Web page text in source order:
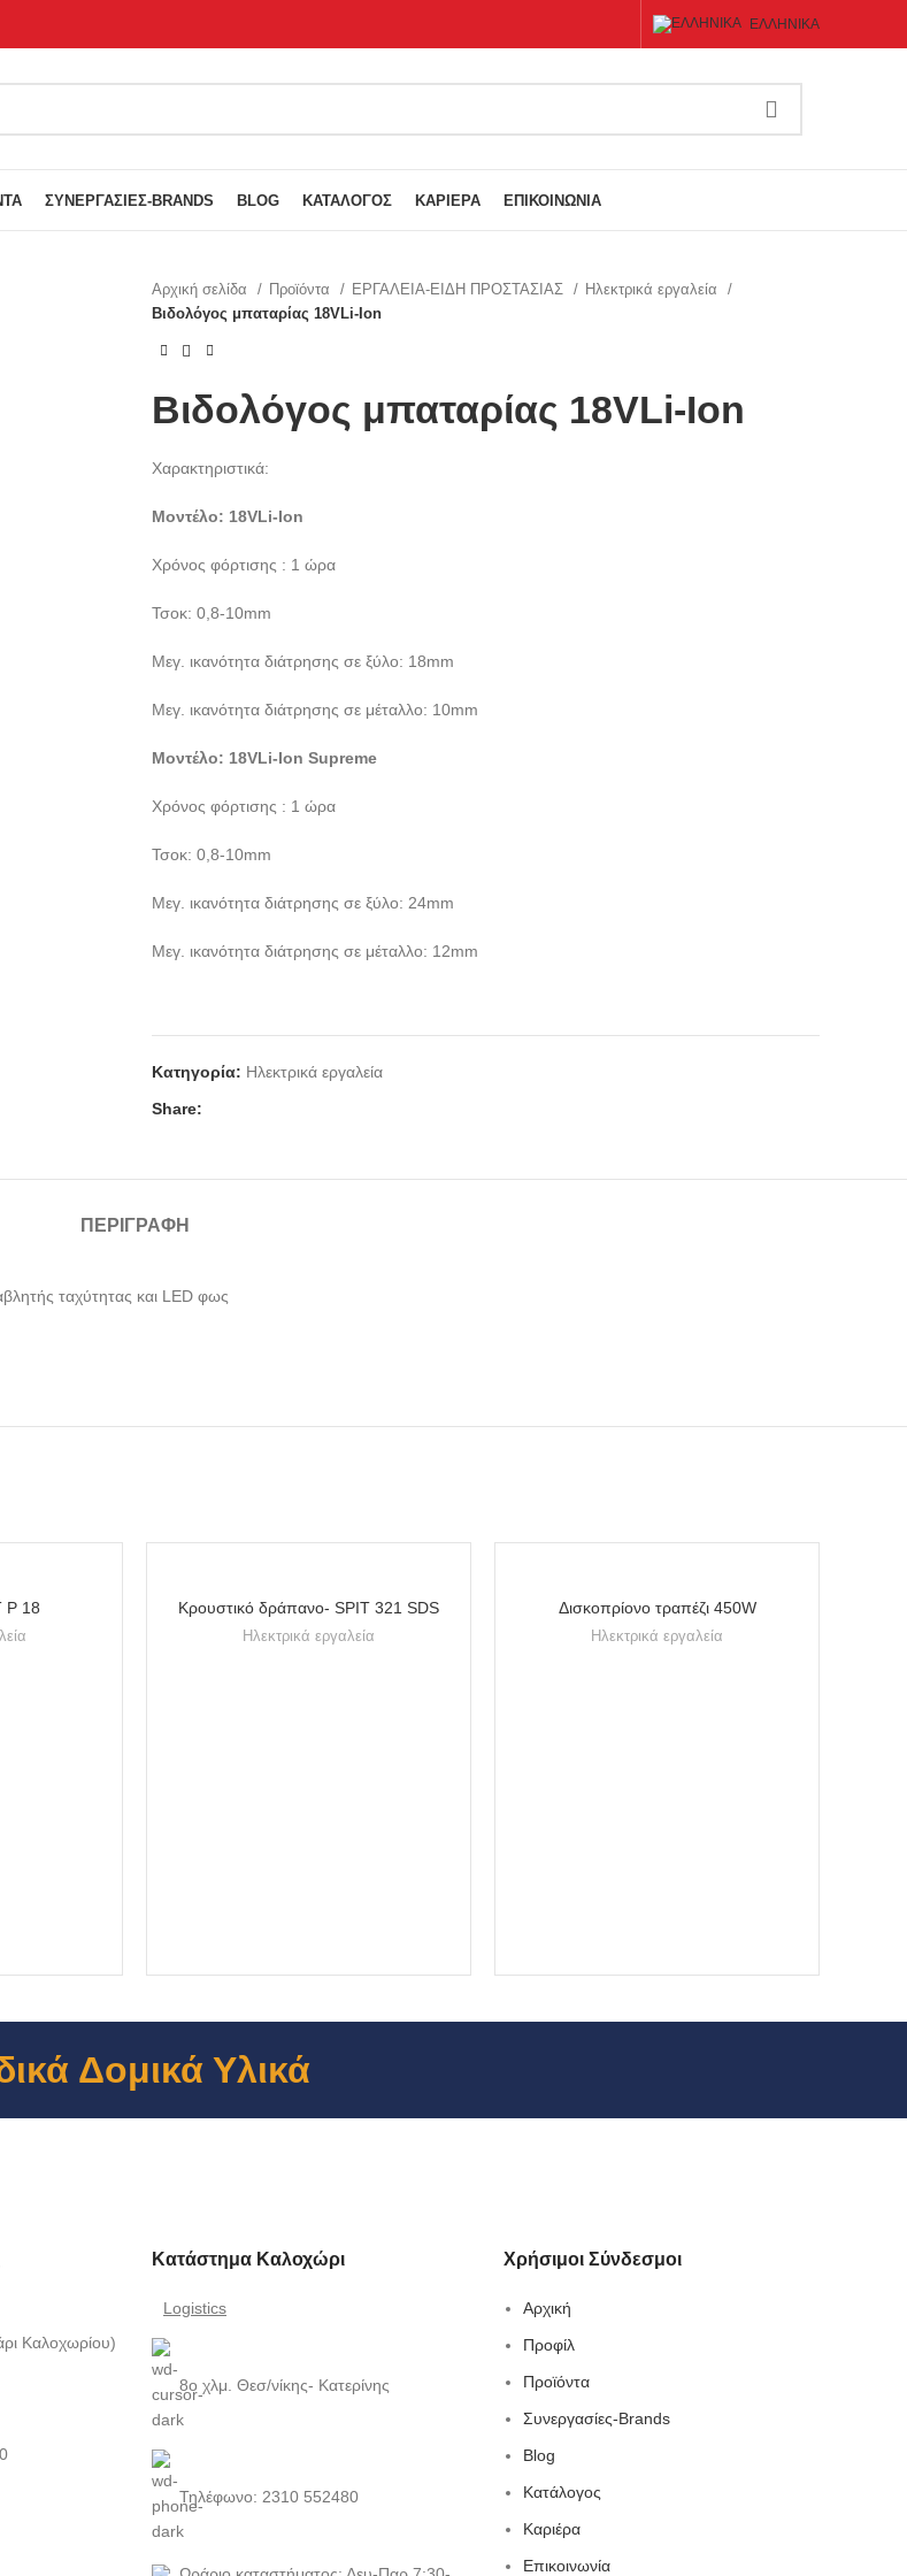
ΕΛΛΗΝΙΚΆ
ΣΥΝΕΡΓΑΣΊΕΣ-BRANDS BLOG ΚΑΤΆΛΟΓΟΣ ΚΑΡΙΈΡΑ ΕΠΙΚΟΙΝΩΝΊΑ
Αρχική σελίδα
Προϊόντα ΕΡΓΑΛΕΙΑ-ΕΙΔΗ ΠΡΟΣΤΑΣΙΑΣ
Ηλεκτρικά εργαλεία
Βιδολόγος μπαταρίας 18VLi-Ion
Βιδολόγος μπαταρίας 18VLi-Ion
Χαρακτηριστικά:
Μοντέλο: 18VLi-Ion
Χρόνος φόρτισης : 1 ώρα
Τσοκ: 0,8-10mm
Μεγ. ικανότητα διάτρησης σε ξύλο: 18mm
Μεγ. ικανότητα διάτρησης σε μέταλλο: 10mm
Μοντέλο: 18VLi-Ion Supreme
Χρόνος φόρτισης : 1 ώρα
Τσοκ: 0,8-10mm
Μεγ. ικανότητα διάτρησης σε ξύλο: 24mm
Μεγ. ικανότητα διάτρησης σε μέταλλο: 12mm
Κατηγορία: Ηλεκτρικά εργαλεία
Share:
ΠΕΡΙΓΡΑΦΉ
ταχύτητας και LED φως
P 18 Κρουστικό δράπανο- SPIT 321 SDS
Ηλεκτρικά εργαλεία
Δισκοπρίονο τραπέζι 450W
Ηλεκτρικά εργαλεία
Δομικά Υλικά
Καλοχωρίου)
Κατάστημα Καλοχώρι
Logistics
8ο χλμ. Θεσ/νίκης- Κατερίνης
Τηλέφωνο: 2310 552480
Χρήσιμοι Σύνδεσμοι
Αρχική
Προφίλ
Προϊόντα
Συνεργασίες-Brands
Blog
Κατάλογος
Καριέρα
Επικοινωνία